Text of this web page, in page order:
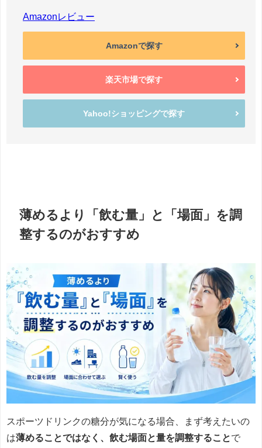
Amazonレビュー
Amazonで探す
楽天市場で探す
Yahoo!ショッピングで探す
薄めるより「飲む量」と「場面」を調
整するのがおすすめ
スポーツドリンクの糖分が気になる場合、まず考えたいの
は薄めることではなく、飲む場面と量を調整することで